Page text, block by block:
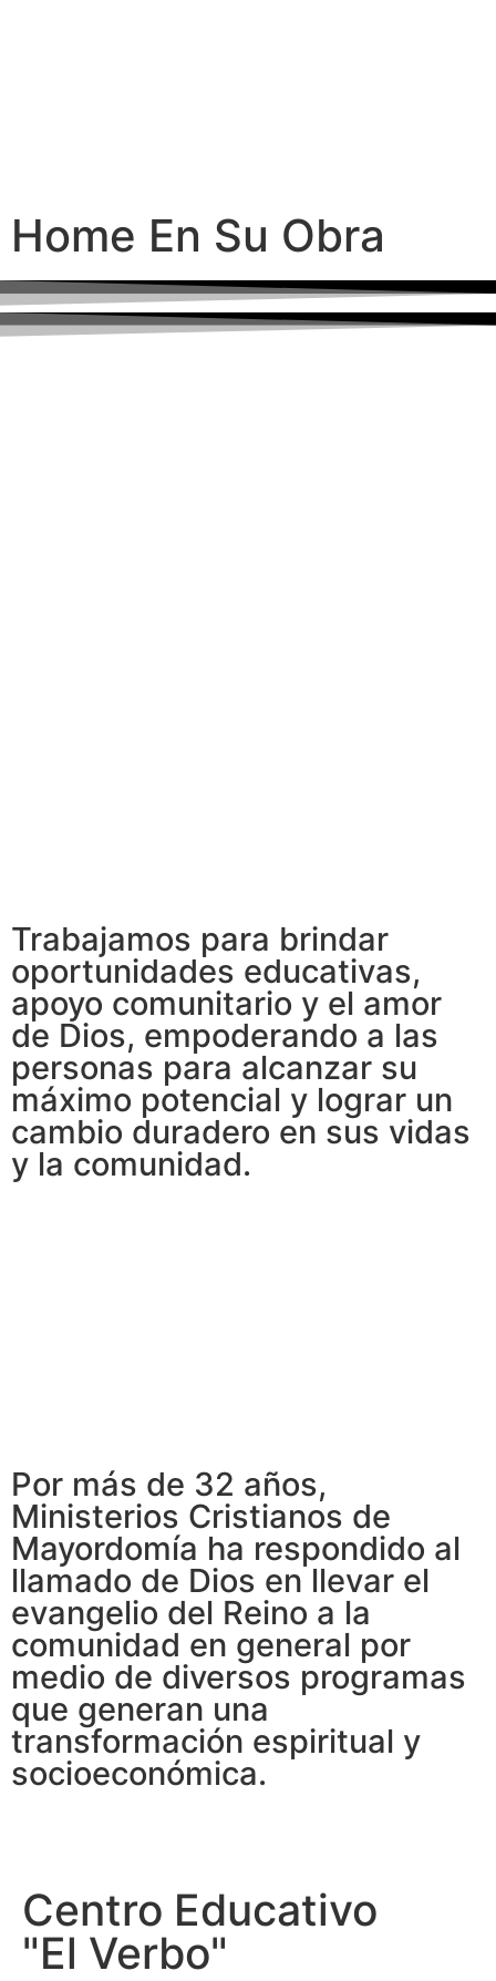
Home En Su Obra
Trabajamos para brindar
oportunidades educativas,
apoyo comunitario y el amor
de Dios, empoderando a las
personas para alcanzar su
máximo potencial y lograr un
cambio duradero en sus vidas
y la comunidad.
Por más de 32 años,
Ministerios Cristianos de
Mayordomía ha respondido al
llamado de Dios en llevar el
evangelio del Reino a la
comunidad en general por
medio de diversos programas
que generan una
transformación espiritual y
socioeconómica.
Centro Educativo
"El Verbo"